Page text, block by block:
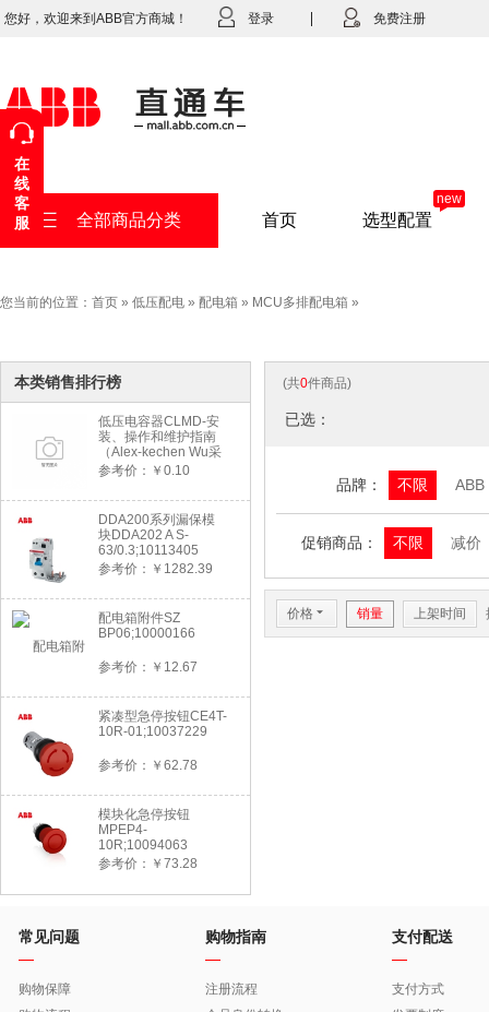
您好，欢迎来到ABB官方商城！ 登录 免费注册
全部商品分类 首页 选型配置
new
您当前的位置： 首页 » 低压配电 » 配电箱 » MCU多排配电箱 »
本类销售排行榜
低压电容器CLMD-安
装、操作和维护指南
（Alex-kechen Wu采
购）-2022年版
参考价：￥0.10
DDA200系列漏保模
块DDA202 A S-
63/0.3;10113405
参考价：￥1282.39
配电箱附件SZ
BP06;10000166
参考价：￥12.67
紧凑型急停按钮CE4T-
10R-01;10037229
参考价：￥62.78
模块化急停按钮
MPEP4-
10R;10094063
参考价：￥73.28
(共0件商品)
已选：
品牌： 不限 ABB
促销商品： 不限 减价
价格 6 销量 上架时间
常见问题
购物保障
购物指南
注册流程
支付配送
支付方式
在
线
客
服